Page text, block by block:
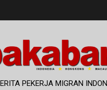
PEKERJA MIGRAN